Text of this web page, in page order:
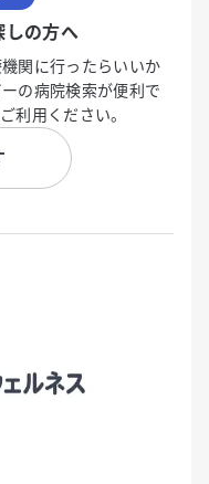
しの方へ
関に行ったらいいか
の病院検索が便利で
利用ください。